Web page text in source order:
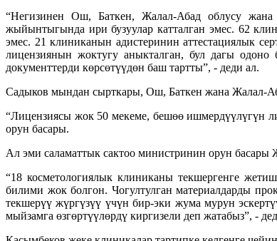
“Негизинен Ош, Баткен, Жалал-Абад облусу
жыйынтыгында ири бузуулар катталган эмес. 62
эмес. 21 клиниканын адистеринин аттестациялык
лицензиянын жоктугу аныкталган, бул дагы
документтерди көрсөтүүдөн баш тартты”, - деди ал.
Садыков мындан сырткары, Ош, Баткен жана Жалал-
“Лицензиясы жок 50 мекеме, бешөө ишмердүүлүгүн
орун басары.
Ал эми саламаттык сактоо министринин орун
“18 косметологиялык клиниканы текшергенге
билими жок болгон. Чогултулган материалдарды
текшерүү жүргүзүү үчүн бир-эки жума мурун
мыйзамга өзгөртүүлөрдү киргизели деп жатабыз”, -